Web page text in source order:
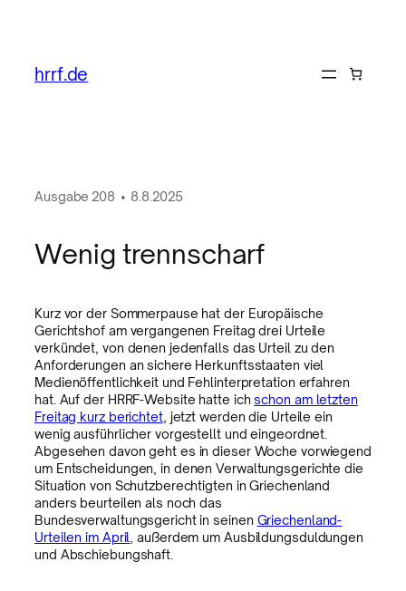
hrrf.de
Ausgabe 208 • 8.8.2025
Wenig trennscharf
Kurz vor der Sommerpause hat der Europäische
Gerichtshof am vergangenen Freitag drei Urteile
verkündet, von denen jedenfalls das Urteil zu den
Anforderungen an sichere Herkunftsstaaten viel
Medienöffentlichkeit und Fehlinterpretation erfahren
hat. Auf der HRRF-Website hatte ichschon am letzten
Freitag kurz berichtet, jetzt werden die Urteile ein
wenig ausführlicher vorgestellt und eingeordnet.
Abgesehen davon geht es in dieser Woche vorwiegend
um Entscheidungen, in denen Verwaltungsgerichte die
Situation von Schutzberechtigten in Griechenland
anders beurteilen als noch das
Bundesverwaltungsgericht in seinen Griechenland-
Urteilen im April , außerdem um Ausbildungsduldungen
und Abschiebungshaft.